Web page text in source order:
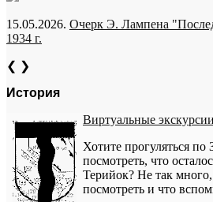
15.05.2026. Очерк Э. Лампена
1934 г.
❮ ❯
История
Виртуальные экскурсии
Хотите прогуляться по
посмотреть, что
Терийок? Не так много,
посмотреть и что